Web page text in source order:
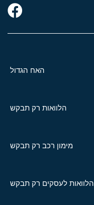
האח הגדול
הלוואות רק תבקש
מימון רכב רק תבקש
הלוואות לעסקים רק תבקש